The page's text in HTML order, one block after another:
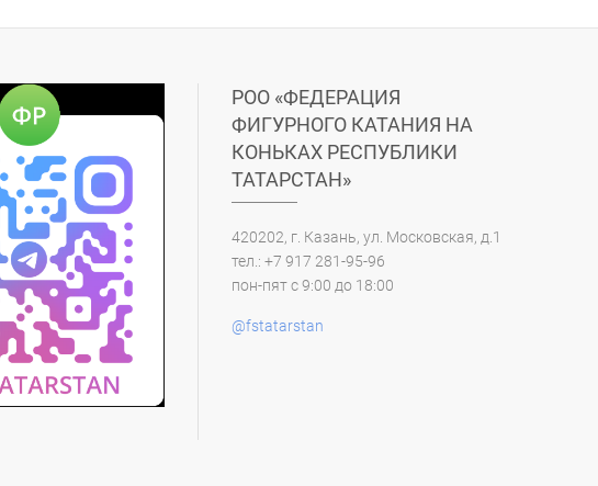
РОО «ФЕДЕРАЦИЯ
ФИГУРНОГО КАТАНИЯ НА
КОНЬКАХ РЕСПУБЛИКИ
ТАТАРСТАН»
420202, г. Казань, ул. Московская, д.1
тел.: +7 917 281-95-96
пон-пят с 9:00 до 18:00
@fstatarstan